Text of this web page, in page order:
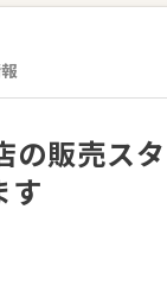
の販売スタ
す